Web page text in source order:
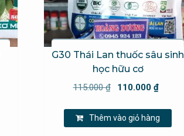
G30 Thái Lan thuốc sâu sinh
học hữu cơ
115.000₫
Giá
là:
115.000 ₫.
110.000 ₫
là:
Thêm vào giỏ hàng